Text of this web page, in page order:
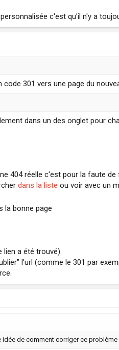
c'est qu'il n'y a
code 301 vers une page du
dans un des onglet pour
404 réelle c'est pour la faute
dans la liste ou voir avec un
la bonne page
lien a été trouvé).
l'url (comme le 301 par
de comment corriger ce